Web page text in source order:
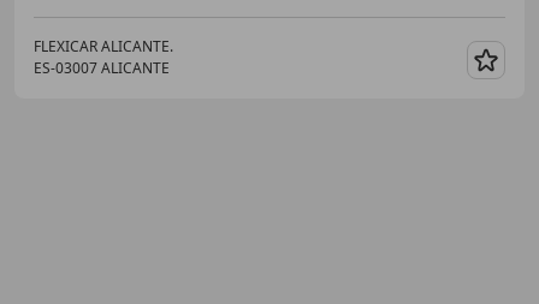
FLEXICAR ALICANTE.
ES-03007 ALICANTE